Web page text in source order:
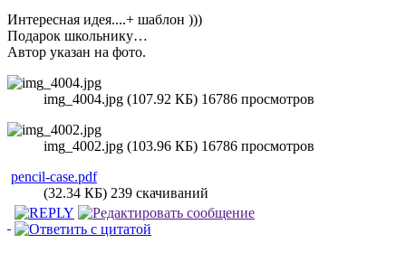
Интересная идея....+ шаблон )))
Подарок школьнику…
Автор указан на фото.
img_4004.jpg (107.92 КБ) 16786 просмотров
img_4002.jpg (103.96 КБ) 16786 просмотров
pencil-case.pdf
(32.34 КБ) 239 скачиваний